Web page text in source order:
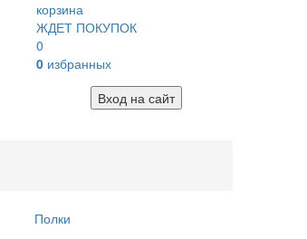
корзина
ЖДЕТ ПОКУПОК
0
0 избранных
Вход на сайт
Полки